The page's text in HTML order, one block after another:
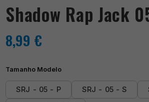
Shadow Rap Jack
8,99 €
Tamanho Modelo
SRJ - 05 - P SRJ - 05 - S